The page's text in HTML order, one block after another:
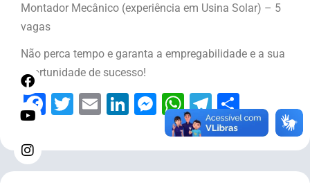
Montador Mecânico (experiência em Usina Solar) – 5
vagas
Não perca tempo e garanta a empregabilidade e a sua
oportunidade de sucesso!
Facebook
Twitter
EmailLinkedIn
Messenger
WhatsApp
Telegram
Share